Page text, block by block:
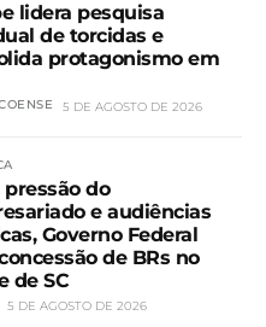
lidera pesquisa
de torcidas e
protagonismo em
5 DE AGOSTO DE 2026
pressão do
e audiências
Governo Federal
de BRs no
de SC
5 DE AGOSTO DE 2026